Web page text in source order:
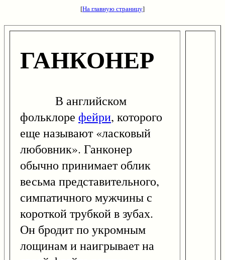
[На главную страницу]
ГАНКОНЕР
В английском
фольклоре фейри, которого
еще называют «ласковый
любовник». Ганконер
обычно принимает облик
весьма представительного,
симпатичного мужчины с
короткой трубкой в зубах.
Он бродит по укромным
лощинам и наигрывает на